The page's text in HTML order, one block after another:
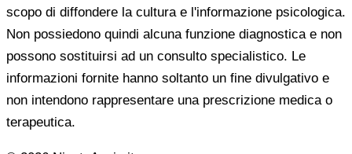
scopo di diffondere la cultura e l'informazione psicologica.
Non possiedono quindi alcuna funzione diagnostica e non
possono sostituirsi ad un consulto specialistico. Le
informazioni fornite hanno soltanto un fine divulgativo e
non intendono rappresentare una prescrizione medica o
terapeutica.